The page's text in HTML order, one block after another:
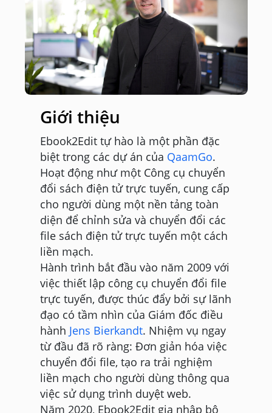
Giới thiệu
Ebook2Edit tự hào là một phần đặc
biệt trong các dự án của QaamGo.
Hoạt động như một Công cụ chuyển
đổi sách điện tử trực tuyến, cung cấp
cho người dùng một nền tảng toàn
diện để chỉnh sửa và chuyển đổi các
file sách điện tử trực tuyến một cách
liền mạch.
Hành trình bắt đầu vào năm 2009 với
việc thiết lập công cụ chuyển đổi file
trực tuyến, được thúc đẩy bởi sự lãnh
đạo có tầm nhìn của Giám đốc điều
hành Jens Bierkandt. Nhiệm vụ ngay
từ đầu đã rõ ràng: Đơn giản hóa việc
chuyển đổi file, tạo ra trải nghiệm
liền mạch cho người dùng thông qua
việc sử dụng trình duyệt web.
Năm 2020, Ebook2Edit gia nhập bộ